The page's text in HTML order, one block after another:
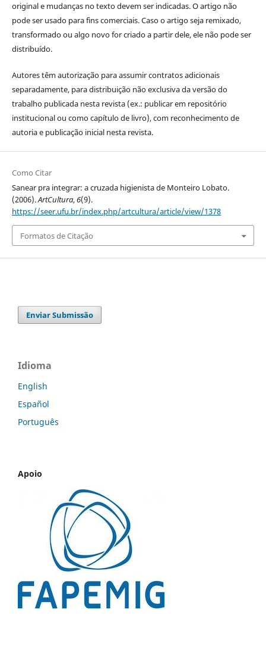
original e mudanças no texto devem ser indicadas. O artigo não
pode ser usado para fins comerciais. Caso o artigo seja remixado,
transformado ou algo novo for criado a partir dele, ele não pode ser
distribuído.
Autores têm autorização para assumir contratos adicionais
separadamente, para distribuição não exclusiva da versão do
trabalho publicada nesta revista (ex.: publicar em repositório
institucional ou como capítulo de livro), com reconhecimento de
autoria e publicação inicial nesta revista.
Como Citar
Sanear pra integrar: a cruzada higienista de Monteiro Lobato.
(2006).ArtCultura,6(9).
https://seer.ufu.br/index.php/artcultura/article/view/1378
Formatos de Citação
Enviar Submissão
Idioma
English
Español
Português
Apoio